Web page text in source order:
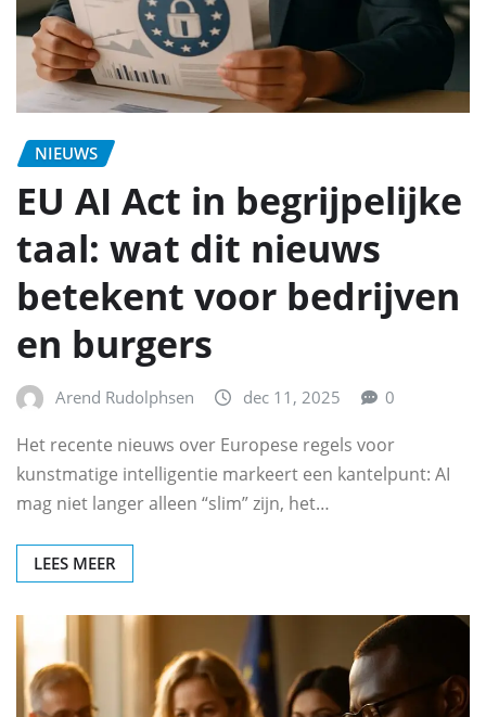
NIEUWS
EU AI Act in begrijpelijke
taal: wat dit nieuws
betekent voor bedrijven
en burgers
Arend Rudolphsen dec 11, 2025 0
Het recente nieuws over Europese regels voor
kunstmatige intelligentie markeert een kantelpunt: AI
mag niet langer alleen “slim” zijn, het…
LEES MEER